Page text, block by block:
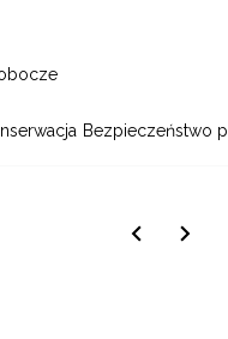
Bezpieczeństwo